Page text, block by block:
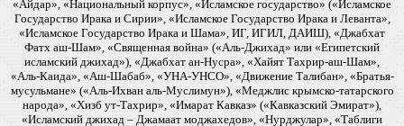
«Айдар», «Национальный корпус», «Исламское государство» («Исламское
Государство Ирака и Сирии», «Исламское Государство Ирака и Леванта»,
«Исламское Государство Ирака и Шама», ИГ, ИГИЛ, ДАИШ), «Джабхат
Фатх аш-Шам», «Священная война» («Аль-Джихад» или «Египетский
исламский джихад»), «Джабхат ан-Нусра», «Хайят Тахрир-аш-Шам»,
«Аль-Каида», «Аш-Шабаб», «УНА-УНСО», «Движение Талибан», «Братья-
мусульмане» («Аль-Ихван аль-Муслимун»), «Меджлис крымско-татарского
народа», «Хизб ут-Тахрир», «Имарат Кавказ» («Кавказский Эмират»),
«Исламский джихад – Джамаат моджахедов», «Нурджулар», «Таблиги